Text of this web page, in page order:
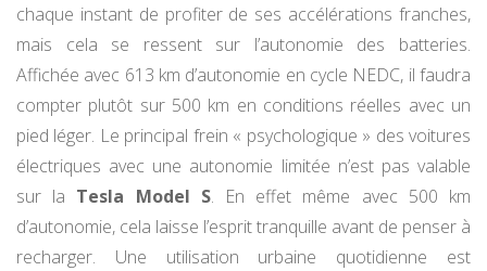
chaque instant de profiter de ses accélérations franches,
mais cela se ressent sur l’autonomie des batteries.
Affichée avec 613 km d’autonomie en cycle NEDC, il faudra
compter plutôt sur 500 km en conditions réelles avec un
pied léger. Le principal frein « psychologique » des voitures
électriques avec une autonomie limitée n’est pas valable
sur la Tesla Model S. En effet même avec 500 km
d’autonomie, cela laisse l’esprit tranquille avant de penser à
recharger. Une utilisation urbaine quotidienne est